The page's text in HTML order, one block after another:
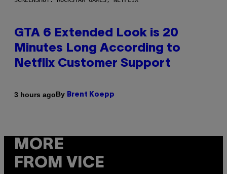
GTA 6 Extended Look is 20
Minutes Long According to
Netflix Customer Support
3 hours agoBy Brent Koepp
MORE
FROM VICE